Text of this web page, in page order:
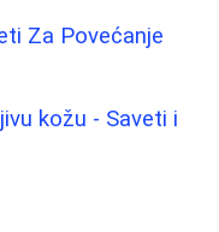
Za Povećanje
kožu - Saveti i